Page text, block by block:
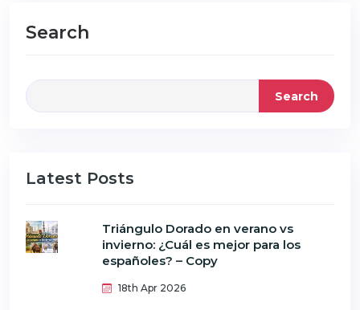
Search
Search
Latest Posts
Triángulo Dorado en verano vs
invierno: ¿Cuál es mejor para los
españoles? – Copy
18th Apr 2026